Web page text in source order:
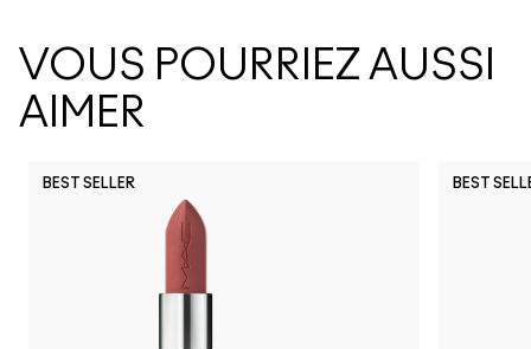
VOUS POURRIEZ AUSSI
AIMER
BEST SELLER BEST